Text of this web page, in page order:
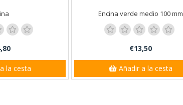
la cesta
Encina verde medio 100 mm
€13,50
Añadir a la cesta